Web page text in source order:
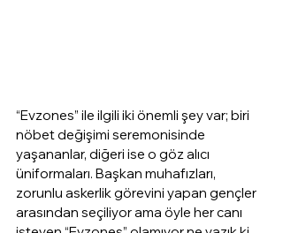
“Evzones” ile ilgili iki önemli şey var; biri
nöbet değişimi seremonisinde
yaşananlar, diğeri ise o göz alıcı
üniformaları. Başkan muhafızları,
zorunlu askerlik görevini yapan gençler
arasından seçiliyor ama öyle her canı